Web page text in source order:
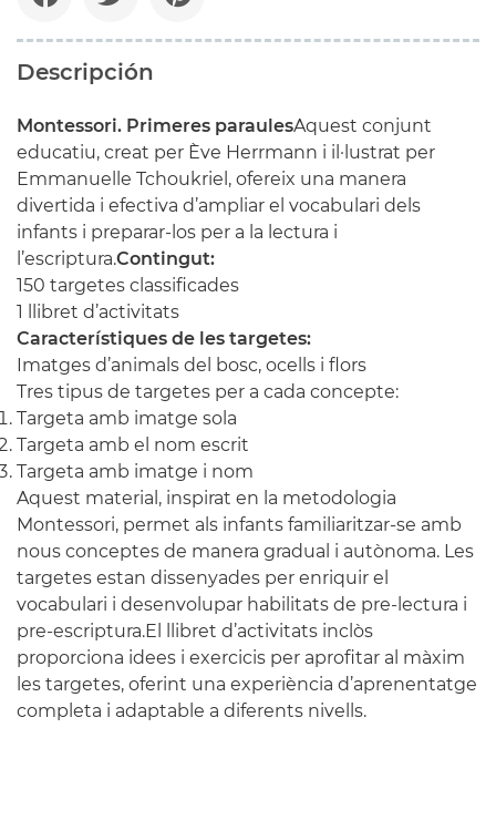
Descripción
Montessori. Primeres paraulesAquest conjunt
educatiu, creat per Ève Herrmann i il·lustrat per
Emmanuelle Tchoukriel, ofereix una manera
divertida i efectiva d’ampliar el vocabulari dels
infants i preparar-los per a la lectura i
l’escriptura.Contingut:
150 targetes classificades
1 llibret d’activitats
Característiques de les targetes:
Imatges d’animals del bosc, ocells i flors
Tres tipus de targetes per a cada concepte:
Targeta amb imatge sola
Targeta amb el nom escrit
Targeta amb imatge i nom
Aquest material, inspirat en la metodologia
Montessori, permet als infants familiaritzar-se amb
nous conceptes de manera gradual i autònoma. Les
targetes estan dissenyades per enriquir el
vocabulari i desenvolupar habilitats de pre-lectura i
pre-escriptura.El llibret d’activitats inclòs
proporciona idees i exercicis per aprofitar al màxim
les targetes, oferint una experiència d’aprenentatge
completa i adaptable a diferents nivells.